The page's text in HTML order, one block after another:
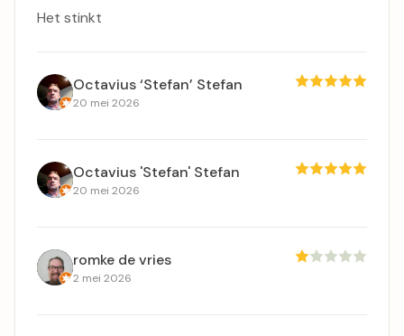
Het stinkt
Octavius ‘Stefan’ Stefan
20 mei 2026
Octavius 'Stefan' Stefan
20 mei 2026
romke de vries
2 mei 2026